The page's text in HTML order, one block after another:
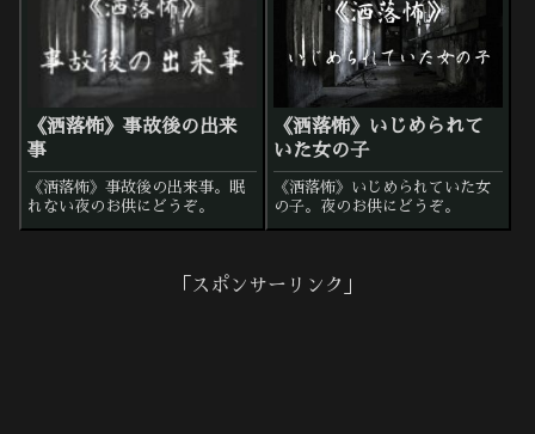
《洒落怖》事故後の出来
事
《洒落怖》事故後の出来事。眠
れない夜のお供にどうぞ。
《洒落怖》いじめられて
いた女の子
《洒落怖》いじめられていた女
の子。夜のお供にどうぞ。
「スポンサーリンク」